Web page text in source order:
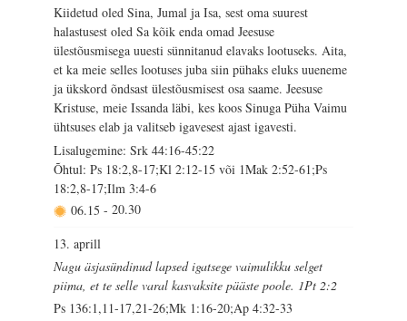
Kiidetud oled Sina, Jumal ja Isa, sest oma suurest
halastusest oled Sa kõik enda omad Jeesuse
ülestõusmisega uuesti sünnitanud elavaks lootuseks. Aita,
et ka meie selles lootuses juba siin pühaks eluks uueneme
ja ükskord õndsast ülestõusmisest osa saame. Jeesuse
Kristuse, meie Issanda läbi, kes koos Sinuga Püha Vaimu
ühtsuses elab ja valitseb igavesest ajast igavesti.
Lisalugemine: Srk 44:16-45:22
Õhtul: Ps 18:2,8-17;Kl 2:12-15 või 1Mak 2:52-61;Ps
18:2,8-17;Ilm 3:4-6
06.15 - 20.30
13. aprill
Nagu äsjasündinud lapsed igatsege vaimulikku selget
piima, et te selle varal kasvaksite pääste poole. 1Pt 2:2
Ps 136:1,11-17,21-26;Mk 1:16-20;Ap 4:32-33